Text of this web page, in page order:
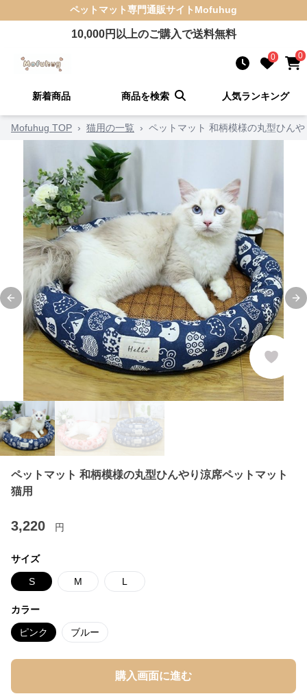
ペットマット専門通販サイト Mofuhug
10,000円以上のご購入で送料無料
0 0
新着商品 商品を検索 人気ランキング
Mofuhug TOP › 猫用の一覧 › ペットマット 和柄模様の丸型ひん
Previous slide
ペットマット 和柄模様の丸型ひんやり涼席ペットマット
猫用
3,220 円
サイズ
S M L
カラー
ピンク ブルー
購入画面に進む